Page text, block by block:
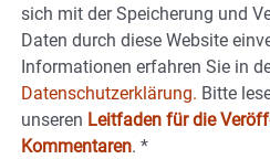
sich mit der Speicherung und
Daten durch diese Website
Informationen erfahren Sie in
Datenschutzerklärung. Bitte
unseren Leitfaden für die
Kommentaren. *